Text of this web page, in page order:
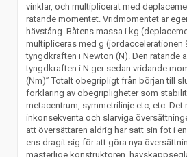
vinklar, och multiplicerat med
rätande momentet. Vridmomentet är
hävstång. Båtens massa i kg
multipliceras med g (jordaccelerationen
tyngdkraften i Newton (N). Den rätande
tyngdkraften i N ger sedan vridande
(Nm)” Totalt obegripligt från början till
förklaring av obegripligheter som
metacentrum, symmetrilinje etc, etc. Det
inkonsekventa och slarviga
att översättaren aldrig har satt sin fot i
ens dragit sig för att göra nya
mästerlige konstruktören,